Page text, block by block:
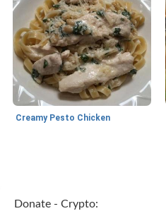
Creamy Pesto Chicken
Donate - Crypto: